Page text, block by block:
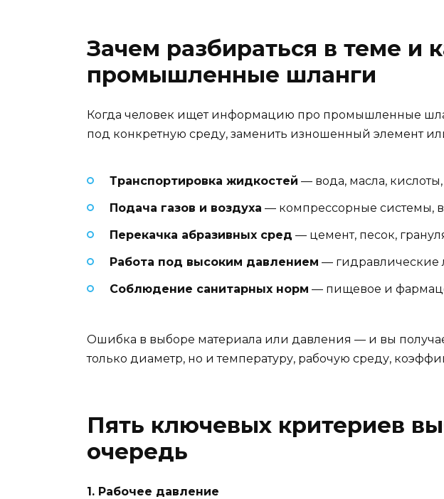
Зачем разбираться в теме и
промышленные шланги
Когда человек ищет информацию про промышленные
под конкретную среду, заменить изношенный элемент
Транспортировка жидкостей — вода, масла,
Подача газов и воздуха — компрессорные системы,
Перекачка абразивных сред — цемент, песок,
Работа под высоким давлением — гидравлические
Соблюдение санитарных норм — пищевое и
Ошибка в выборе материала или давления — и вы
только диаметр, но и температуру, рабочую среду,
Пять ключевых критериев
очередь
1. Рабочее давление